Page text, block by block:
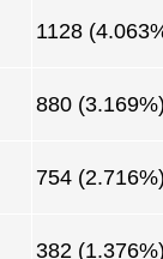
1128
880 (3.169%)
754 (2.716%)
382 (1.376%)